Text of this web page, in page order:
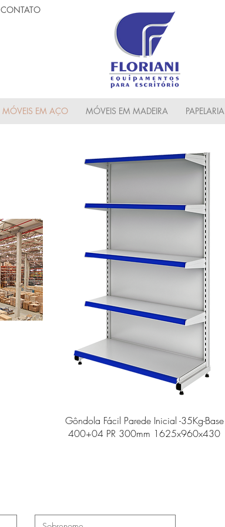
CONTATO
MÓVEIS EM AÇO MÓVEIS EM MADEIRA PAPELARIA
Gôndola Fácil Parede Inicial -35Kg-Base
400+04 PR 300mm 1625x960x430